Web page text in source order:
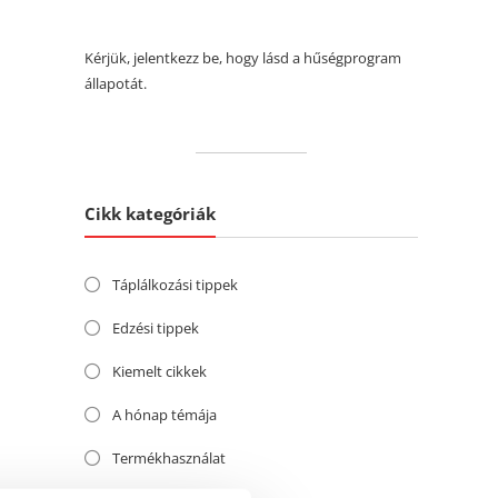
Kérjük, jelentkezz be, hogy lásd a hűségprogram
állapotát.
Cikk kategóriák
Táplálkozási tippek
Edzési tippek
Kiemelt cikkek
A hónap témája
Termékhasználat